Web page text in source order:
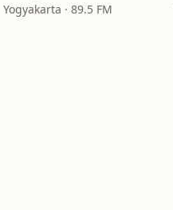
Yogyakarta · 89.5 FM